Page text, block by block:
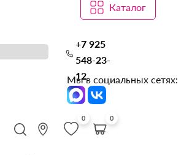
Каталог
+7 925
548-23-
12
Мы в социальных сетях:
0 0